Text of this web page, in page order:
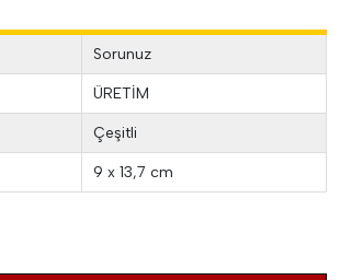
Sorunuz
ÜRETİM
Çeşitli
9 x 13,7 cm